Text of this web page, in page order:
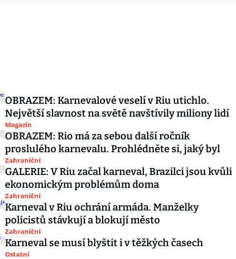
OBRAZEM: Karnevalové veselí v Riu utichlo.
Největší slavnost na světě navštívily miliony lidí
Magazín
OBRAZEM: Rio má za sebou další ročník
proslulého karnevalu. Prohlédněte si, jaký byl
Zahraniční
GALERIE: V Riu začal karneval, Brazilci jsou kvůli
ekonomickým problémům doma
Zahraniční
Karneval v Riu ochrání armáda. Manželky
policistů stávkují a blokují město
Zahraniční
Karneval se musí blyštit i v těžkých časech
Ostatní